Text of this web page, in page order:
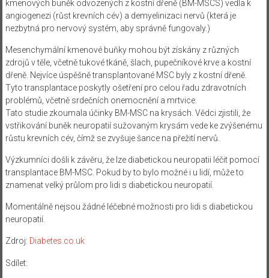
kmenových buněk odvozených z kostní dřeně (BM-MSCS) vedla k
angiogenezi (růst krevních cév) a demyelinizaci nervů (která je
nezbytná pro nervový systém, aby správně fungovaly.)
Mesenchymální kmenové buňky mohou být získány z různých
zdrojů v těle, včetně tukové tkáně, šlach, pupečníkové krve a kostní
dřeně. Nejvíce úspěšně transplantované MSC byly z kostní dřeně.
Tyto transplantace poskytly ošetření pro celou řadu zdravotních
problémů, včetně srdečních onemocnění a mrtvice.
Tato studie zkoumala účinky BM-MSC na krysách. Vědci zjistili, že
vstřikování buněk neuropatií sužovaným krysám vede ke zvýšenému
růstu krevních cév, čímž se zvyšuje šance na přežití nervů.
Výzkumníci došli k závěru, že lze diabetickou neuropatii léčit pomocí
transplantace BM-MSC. Pokud by to bylo možné i u lidí, může to
znamenat velký průlom pro lidi s diabetickou neuropatií.
Momentálně nejsou žádné léčebné možnosti pro lidi s diabetickou
neuropatií.
Zdroj: Diabetes.co.uk
Sdílet: